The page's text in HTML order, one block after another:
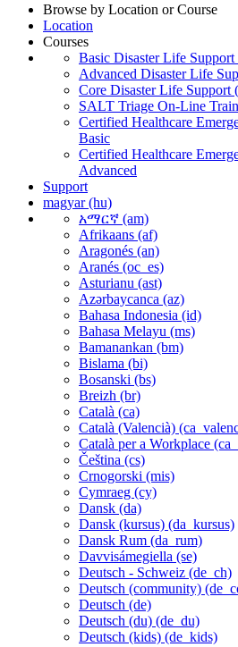
Browse by Location or Course
Location
Courses
Basic Disaster Life
Advanced Disaster Life
Core Disaster Life Support
SALT Triage On-Line
Certified Healthcare
Basic
Certified Healthcare
Advanced
Support
magyar ‎(hu)‎
አማርኛ ‎(am)‎
Afrikaans ‎(af)‎
Aragonés ‎(an)‎
Aranés ‎(oc_es)‎
Asturianu ‎(ast)‎
Azərbaycanca ‎(az)‎
Bahasa Indonesia ‎(id)‎
Bahasa Melayu ‎(ms)‎
Bamanankan ‎(bm)‎
Bislama ‎(bi)‎
Bosanski ‎(bs)‎
Breizh ‎(br)‎
Català ‎(ca)‎
Català (Valencià)
Català per a Workplace
Čeština ‎(cs)‎
Crnogorski ‎(mis)‎
Cymraeg ‎(cy)‎
Dansk ‎(da)‎
Dansk (kursus) ‎(da_kursus)‎
Dansk Rum ‎(da_rum)‎
Davvisámegiella ‎(se)‎
Deutsch - Schweiz ‎(de_ch)‎
Deutsch (community)
Deutsch ‎(de)‎
Deutsch (du) ‎(de_du)‎
Deutsch (kids) ‎(de_kids)‎